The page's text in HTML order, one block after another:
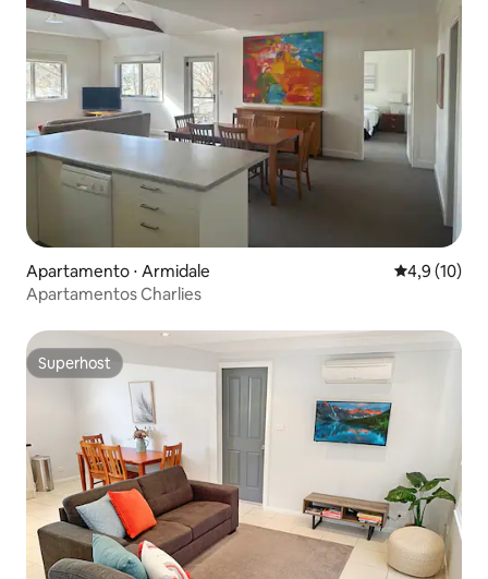
Apartamento ⋅ Armidale 4,9 de uma
4,9 (10)
Apartamentos Charlies
Superhost
Superhost